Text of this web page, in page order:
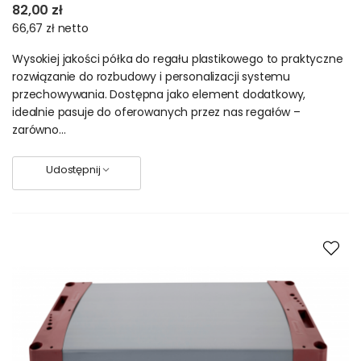
Regały plastikowe
Jupiter i Tytan – 97%
tworzywa sztucznego z
recyklingu
wytrzymałość i długowieczność. Są one odporne na wpływ
niekorzystnych czynników takich jak pleśń czy wilgoć. Łatwe
w myciu. Wystarczy woda, ściereczka i odrobinę płynu do
mycia naczyń.
82,00 zł
66,67 zł netto
Wysokiej jakości półka do regału plastikowego to praktyczne
rozwiązanie do rozbudowy i personalizacji systemu
przechowywania. Dostępna jako element dodatkowy,
idealnie pasuje do oferowanych przez nas regałów –
zarówno...
Udostępnij